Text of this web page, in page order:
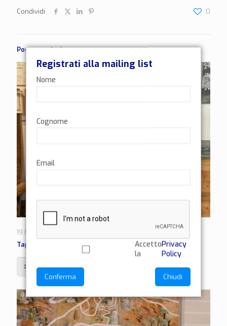
Condividi 0
Post correlati
19 Maggio 2026
Tappa 7 | Sondrio – Caldaro
Leggi di più
Registrati alla mailing list
Nome
Cognome
Email
Accetto
la
Privacy
Policy
Conferma Chiudi